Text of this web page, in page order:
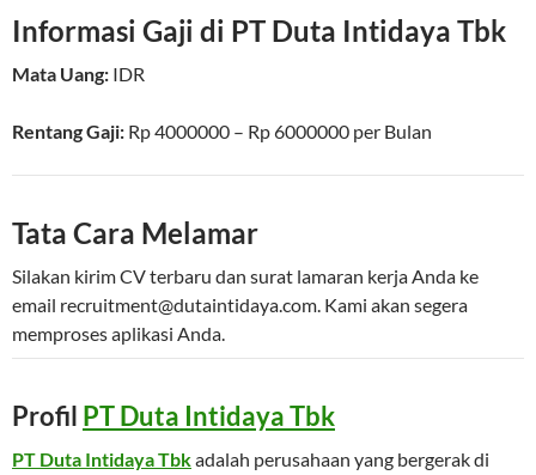
Informasi Gaji di PT Duta Intidaya Tbk
Mata Uang: IDR
Rentang Gaji: Rp4000000 – Rp6000000 per Bulan
Tata Cara Melamar
Silakan kirim CV terbaru dan surat lamaran kerja Anda ke
email recruitment@dutaintidaya.com. Kami akan segera
memproses aplikasi Anda.
Profil PT Duta Intidaya Tbk
PT Duta Intidaya Tbkadalah perusahaan yang bergerak di